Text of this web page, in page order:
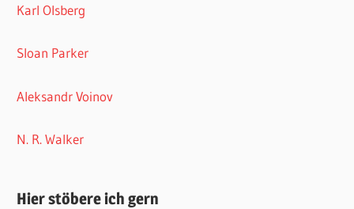
Karl Olsberg
Sloan Parker
Aleksandr Voinov
N. R. Walker
Hier stöbere ich gern